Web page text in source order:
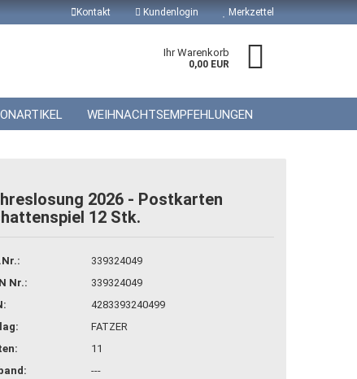
Kontakt Kundenlogin
vergessen?
Merkzettel
Ihr Warenkorb
0,00 EUR
WEIHNACHTSEMPFEHLUNGEN
2026 - Postkarten
12 Stk.
339324049
Nr.:
339324049
4283393240499
FATZER
11
---